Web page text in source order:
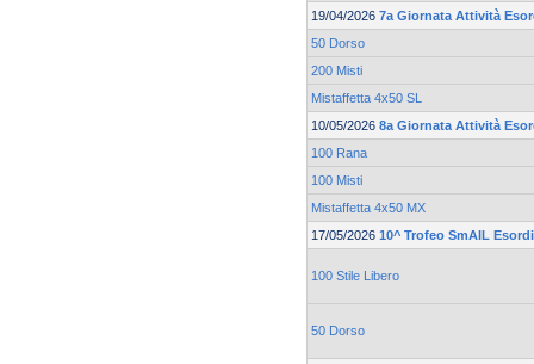
19/04/2026 7a Giornata Attività
50 Dorso
200 Misti
Mistaffetta 4x50 SL
10/05/2026 8a Giornata Attività
100 Rana
100 Misti
Mistaffetta 4x50 MX
17/05/2026 10^ Trofeo SmAIL
100 Stile Libero
50 Dorso